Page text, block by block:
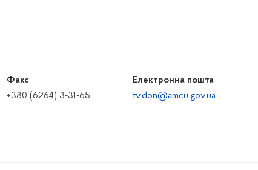
Факс
+380 (6264) 3-31-65
Електронна пошта
tv.don@amcu.gov.ua